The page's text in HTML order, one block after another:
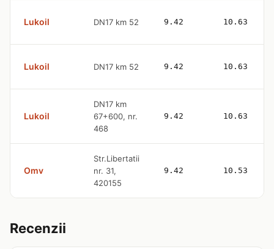
Lukoil DN17 km 52 9.42 10.63
Lukoil DN17 km 52 9.42 10.63
Lukoil
DN17 km
67+600, nr.
468
9.42 10.63
Omv
Str.Libertatii
nr. 31,
420155
9.42 10.53
Recenzii